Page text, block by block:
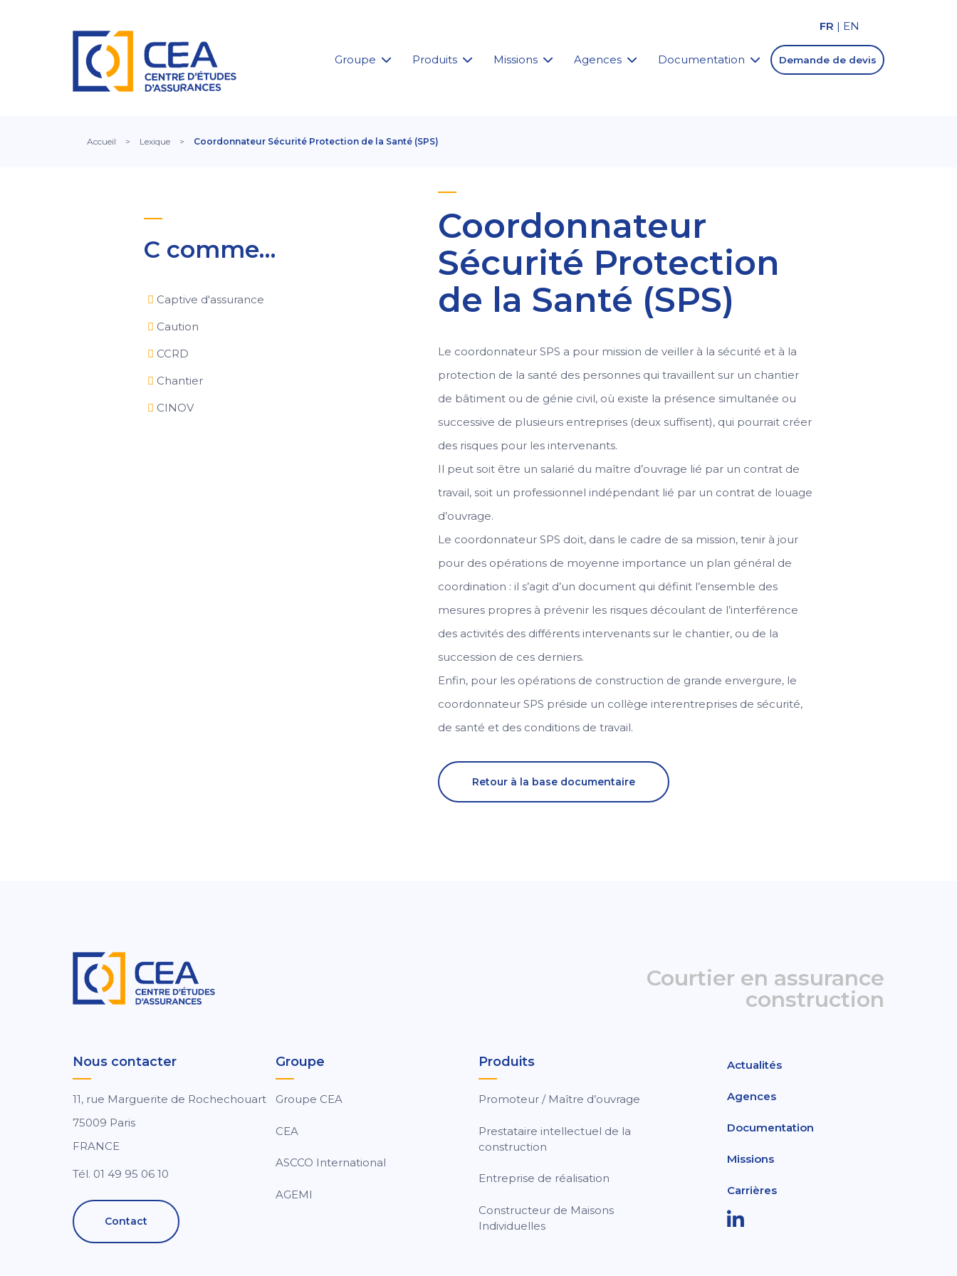
FR | EN
Groupe Produits Missions Agences Documentation Demande de devis
Accueil > Lexique > Coordonnateur Sécurité Protection de la Santé (SPS)
Coordonnateur
Sécurité Protection
de la Santé (SPS)
Le coordonnateur SPS a pour mission de veiller à la sécurité et à la
protection de la santé des personnes qui travaillent sur un chantier
de bâtiment ou de génie civil, où existe la présence simultanée ou
successive de plusieurs entreprises (deux suffisent), qui pourrait créer
des risques pour les intervenants.
Il peut soit être un salarié du maître d’ouvrage lié par un contrat de
travail, soit un professionnel indépendant lié par un contrat de louage
d’ouvrage.
Le coordonnateur SPS doit, dans le cadre de sa mission, tenir à jour
pour des opérations de moyenne importance un plan général de
coordination : il s’agit d’un document qui définit l’ensemble des
mesures propres à prévenir les risques découlant de l’interférence
des activités des différents intervenants sur le chantier, ou de la
succession de ces derniers.
Enfin, pour les opérations de construction de grande envergure, le
coordonnateur SPS préside un collège interentreprises de sécurité,
de santé et des conditions de travail.
Retour à la base documentaire
C comme…
Captive d'assurance
Caution
CCRD
Chantier
CINOV
Courtier en assurance
construction
Nous contacter
11, rue Marguerite de Rochechouart
75009 Paris
FRANCE
Tél. 01 49 95 06 10
Contact
Groupe
Groupe CEA
CEA
ASCCO International
AGEMI
Produits
Promoteur / Maître d’ouvrage
Prestataire intellectuel de la
construction
Entreprise de réalisation
Constructeur de Maisons
Individuelles
Actualités
Agences
Documentation
Missions
Carrières